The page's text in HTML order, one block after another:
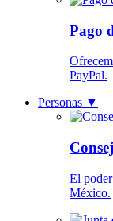
Pago
PayPal.
Personas ▼
El
México.